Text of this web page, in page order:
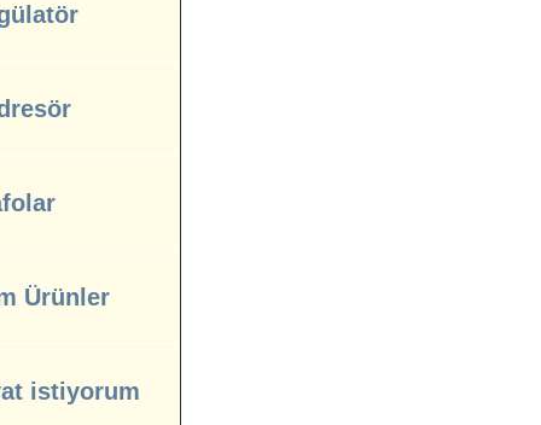
Ürünler
istiyorum